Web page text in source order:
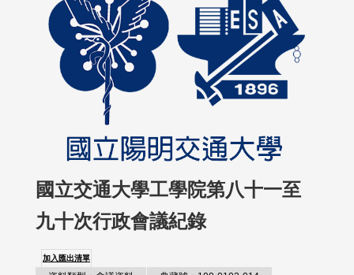
國立交通大學工學院第八十一至
九十次行政會議紀錄
加入匯出清單